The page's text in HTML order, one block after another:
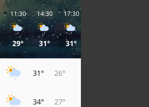
11:30
29°
14:30
31°
17:30
31°
31° 26°
34° 27°